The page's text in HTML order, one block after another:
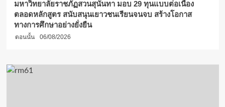
กรุงเทพ
ธนบุรี
สร้าง
ภูมิคุ้มกัน
เด็ก
มหาวิทยาลัยราชภัฏสวนสุนันทา มอบ 29 ทุนแบบต่อเนื่อง
ตลอดหลักสูตร สนับสนุนเยาวชนเรียนจนจบ สร้างโอกาส
ทางการศึกษาอย่างยั่งยืน
ตอนนั้น 06/08/2026